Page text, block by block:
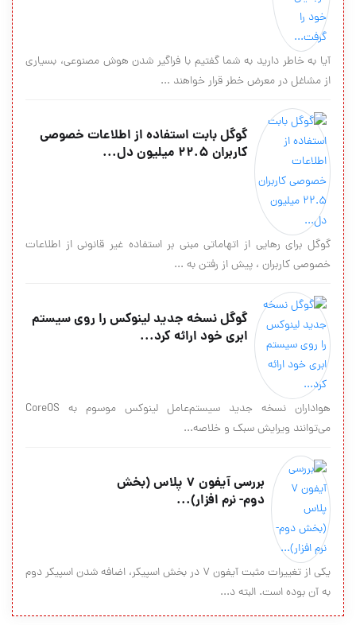
آیا به خاطر دارید به شما گفتیم با فراگیر شدن هوش مصنوعی، بسیاری
از مشاغل در معرض خطر قرار خواهند ...
گوگل بابت استفاده از اطلاعات خصوصی
کاربران 22.5 میلیون دل...
گوگل برای رهایی از اتهاماتی مبنی بر استفاده غیر قانونی از اطلاعات
خصوصی کاربران ، پیش از رفتن به ...
گوگل نسخه جدید لینوکس را روی سیستم
ابری خود ارائه کرد...
هواداران نسخه جدید سیستم‌عامل لینوکس موسوم به CoreOS
می‌توانند ویرایش سبک و خلاصه‌...
بررسی آیفون 7 پلاس (بخش
دوم- نرم افزار)...
یکی از تغییرات مثبت آیفون ۷ در بخش اسپیکر، اضافه شدن اسپیکر دوم
به آن بوده است. البته د...